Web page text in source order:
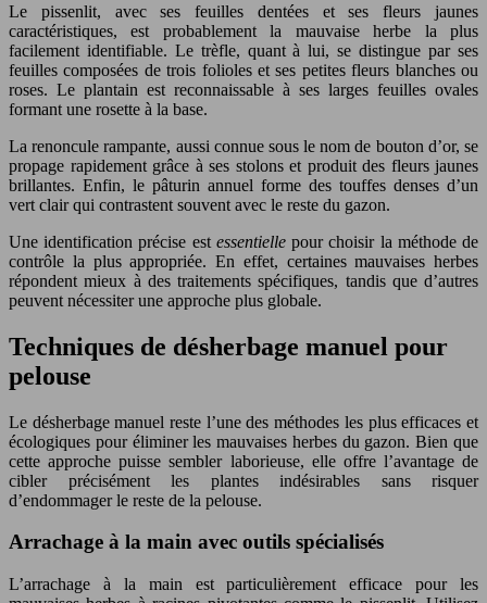
Le pissenlit, avec ses feuilles dentées et ses fleurs jaunes
caractéristiques, est probablement la mauvaise herbe la plus
facilement identifiable. Le trèfle, quant à lui, se distingue par ses
feuilles composées de trois folioles et ses petites fleurs blanches ou
roses. Le plantain est reconnaissable à ses larges feuilles ovales
formant une rosette à la base.
La renoncule rampante, aussi connue sous le nom de bouton d’or, se
propage rapidement grâce à ses stolons et produit des fleurs jaunes
brillantes. Enfin, le pâturin annuel forme des touffes denses d’un
vert clair qui contrastent souvent avec le reste du gazon.
Une identification précise est essentiellepour choisir la méthode de
contrôle la plus appropriée. En effet, certaines mauvaises herbes
répondent mieux à des traitements spécifiques, tandis que d’autres
peuvent nécessiter une approche plus globale.
Techniques de désherbage manuel pour
pelouse
Le désherbage manuel reste l’une des méthodes les plus efficaces et
écologiques pour éliminer les mauvaises herbes du gazon. Bien que
cette approche puisse sembler laborieuse, elle offre l’avantage de
cibler précisément les plantes indésirables sans risquer
d’endommager le reste de la pelouse.
Arrachage à la main avec outils spécialisés
L’arrachage à la main est particulièrement efficace pour les